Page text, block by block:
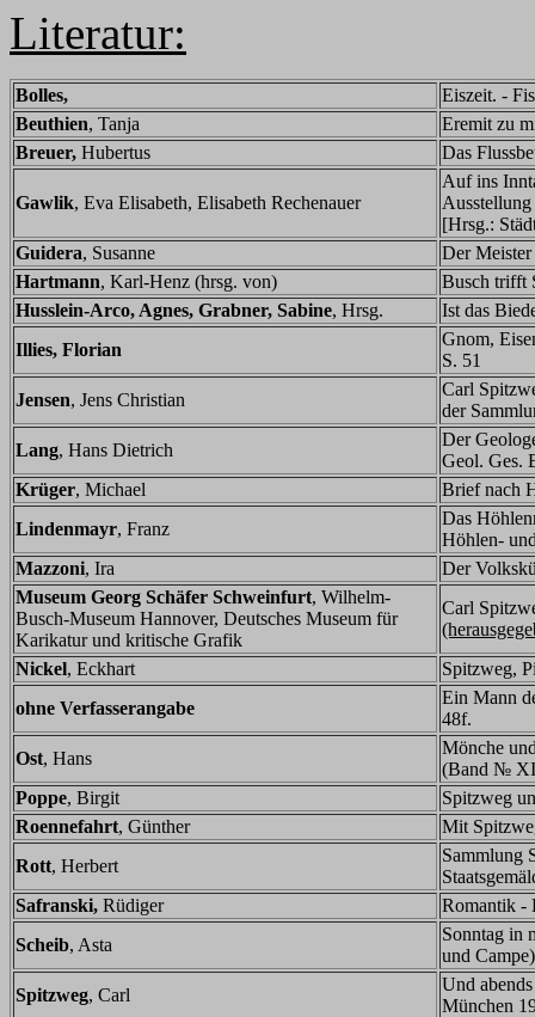
Literatur:
Bolles,
Eiszeit. -
Beuthien, Tanja
Eremit zu
Breuer, Hubertus Das
Gawlik, Eva Elisabeth, Elisabeth Rechenauer
Auf ins
[Hrsg.:
Guidera, Susanne
Der
Hartmann, Karl-Henz (hrsg. von)
Busch trifft
Husslein-Arco, Agnes, Grabner, Sabine, Hrsg.
Ist das
Illies, Florian
Gnom,
S. 51
Jensen, Jens Christian
Carl
der
Lang, Hans Dietrich
Der
Geol. Ges.
Krüger, Michael
Brief nach
Lindenmayr, Franz
Das
Höhlen-
Mazzoni, Ira
Der
Museum Georg Schäfer Schweinfurt, Wilhelm-
Busch-Museum Hannover, Deutsches Museum für
Karikatur und kritische Grafik
Carl
Nickel, Eckhart
Spitzweg,
ohne Verfasserangabe
Ein Mann
48f.
Ost, Hans
Mönche
(Band № XI.
Poppe, Birgit
Spitzweg
Roennefahrt, Günther
Mit
Rott, Herbert
Sammlung
Safranski, Rüdiger
Romantik -
Scheib, Asta
Sonntag in
und
Spitzweg, Carl
Und
München